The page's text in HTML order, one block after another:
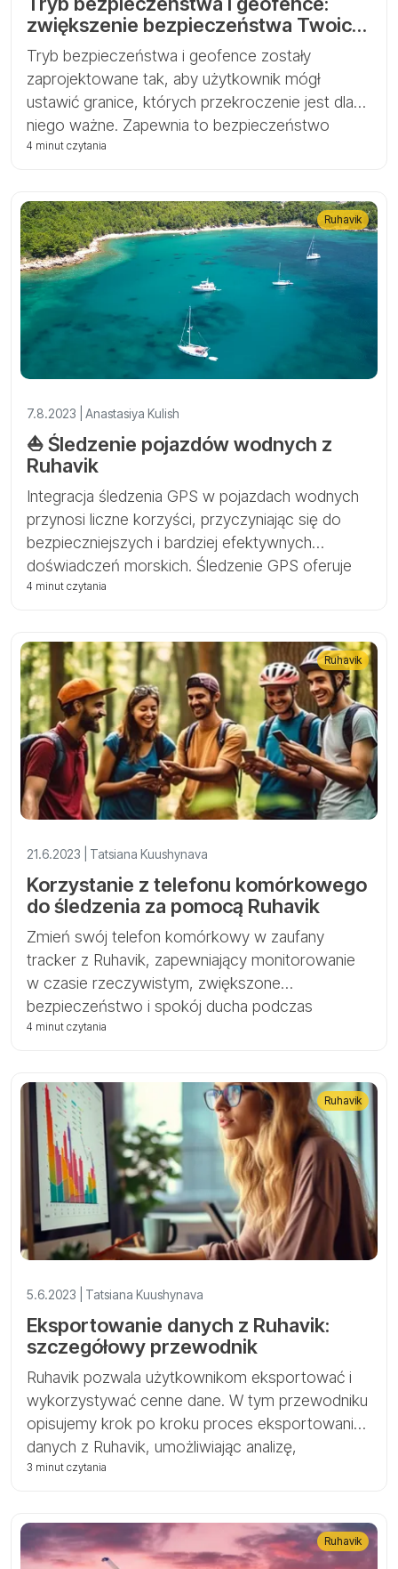
zwiększenie bezpieczeństwa Twoich
aktywów
Tryb bezpieczeństwa i geofence zostały
zaprojektowane tak, aby użytkownik mógł
ustawić granice, których przekroczenie jest dla
niego ważne. Zapewnia to bezpieczeństwo
jednostkom wyposażonym w trackery:
starszym i dzieciom.
4 minut czytania
7.8.2023 | Anastasiya Kulish
⛵️ Śledzenie pojazdów wodnych z
Ruhavik
Integracja śledzenia GPS w pojazdach wodnych
przynosi liczne korzyści, przyczyniając się do
bezpieczniejszych i bardziej efektywnych
doświadczeń morskich. Śledzenie GPS oferuje
wiele korzyści, które znacznie zwiększają
Ruhavik
4 minut czytania
21.6.2023 | Tatsiana Kuushynava
Korzystanie z telefonu komórkowego
do śledzenia za pomocą Ruhavik
Zmień swój telefon komórkowy w zaufany
tracker z Ruhavik, zapewniający monitorowanie
w czasie rzeczywistym, zwiększone
bezpieczeństwo i spokój ducha podczas
śledzenia siebie i bliskich.
Ruhavik
4 minut czytania
5.6.2023 | Tatsiana Kuushynava
Eksportowanie danych z Ruhavik:
szczegółowy przewodnik
Ruhavik pozwala użytkownikom eksportować i
wykorzystywać cenne dane. W tym przewodniku
opisujemy krok po kroku proces eksportowania
danych z Ruhavik, umożliwiając analizę,
podejmowanie świadomych decyzji i
Ruhavik
3 minut czytania
Ruhavik